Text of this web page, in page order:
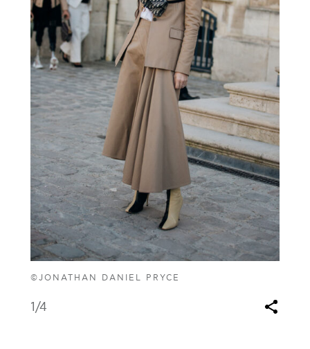
©JONATHAN DANIEL PRYCE
1/4